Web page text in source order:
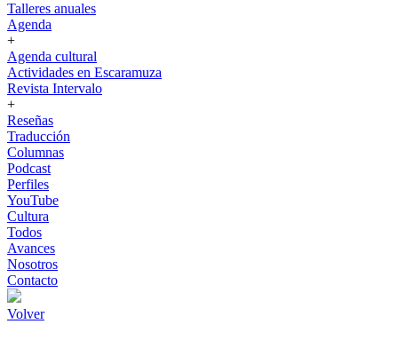
Talleres anuales
Agenda
+
Agenda cultural
Actividades en Escaramuza
Revista Intervalo
+
Reseñas
Traducción
Columnas
Podcast
Perfiles
YouTube
Cultura
Todos
Avances
Nosotros
Contacto
Volver